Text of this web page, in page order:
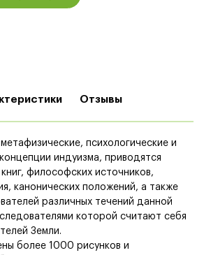
Отзывы
психологические и
индуизма, приводятся
философских источников,
канонических положений, а также
различных течений данной
которой считают себя
Земли.
более 1000 рисунков и